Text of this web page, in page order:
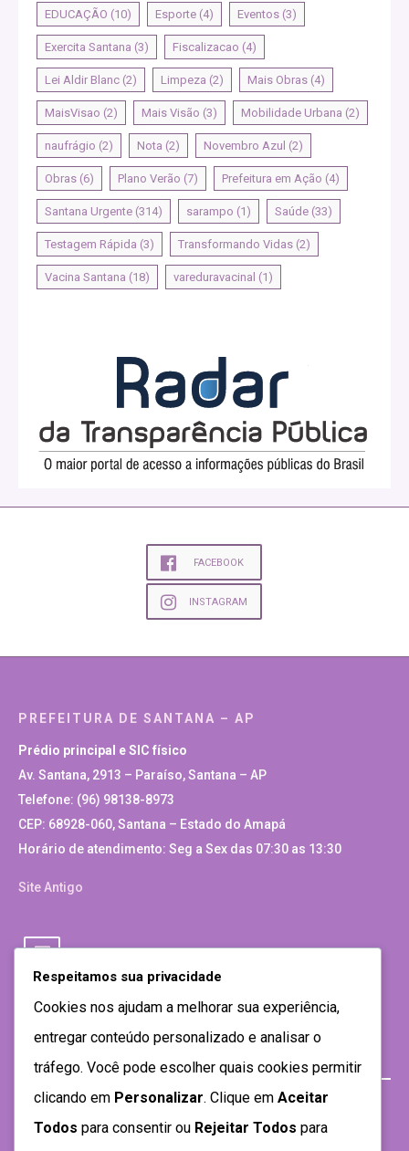
EDUCAÇÃO (10) Esporte (4) Eventos (3)
Exercita Santana (3) Fiscalizacao (4)
Lei Aldir Blanc (2) Limpeza (2) Mais Obras (4)
MaisVisao (2) Mais Visão (3) Mobilidade Urbana (2)
naufrágio (2) Nota (2) Novembro Azul (2)
Obras (6) Plano Verão (7) Prefeitura em Ação (4)
Santana Urgente (314) sarampo (1) Saúde (33)
Testagem Rápida (3) Transformando Vidas (2)
Vacina Santana (18) vareduravacinal (1)
FACEBOOK
INSTAGRAM
PREFEITURA DE SANTANA – AP
Prédio principal e SIC físico
Av. Santana, 2913 – Paraíso, Santana – AP
Telefone: (96) 98138-8973
CEP: 68928-060, Santana – Estado do Amapá
Horário de atendimento: Seg a Sex das 07:30 as 13:30
Site Antigo
Respeitamos sua privacidade
Cookies nos ajudam a melhorar sua experiência,
entregar conteúdo personalizado e analisar o
tráfego. Você pode escolher quais cookies permitir
clicando em Personalizar. Clique em Aceitar
Todos para consentir ou Rejeitar Todos para